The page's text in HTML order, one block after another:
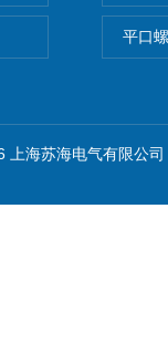
平口
上海苏海电气有限公司